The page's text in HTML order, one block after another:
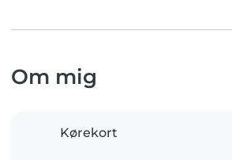
Om mig
Kørekort